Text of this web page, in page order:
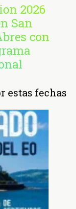
2026
San
con
estas fechas